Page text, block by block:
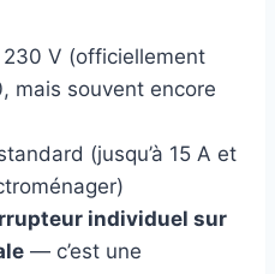
V (officiellement
mais souvent encore
(jusqu’à 15 A et
individuel sur
— c’est une